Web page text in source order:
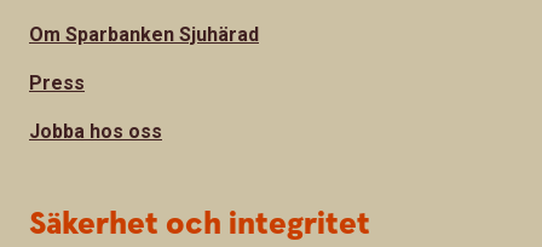
Om Sparbanken Sjuhärad
Press
Jobba hos oss
Säkerhet och integritet